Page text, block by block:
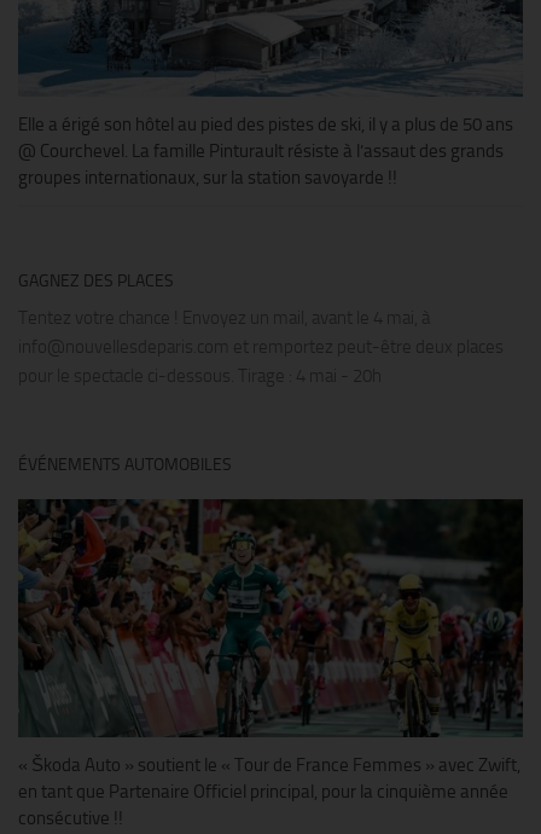
Elle a érigé son hôtel au pied des pistes de ski, il y a plus de 50 ans
@ Courchevel. La famille Pinturault résiste à l’assaut des grands
groupes internationaux, sur la station savoyarde !!
GAGNEZ DES PLACES
Tentez votre chance ! Envoyez un mail, avant le 4 mai, à
info@nouvellesdeparis.com et remportez peut-être deux places
pour le spectacle ci-dessous. Tirage : 4 mai - 20h
ÉVÉNEMENTS AUTOMOBILES
« Škoda Auto » soutient le « Tour de France Femmes » avec Zwift,
en tant que Partenaire Officiel principal, pour la cinquième année
consécutive !!